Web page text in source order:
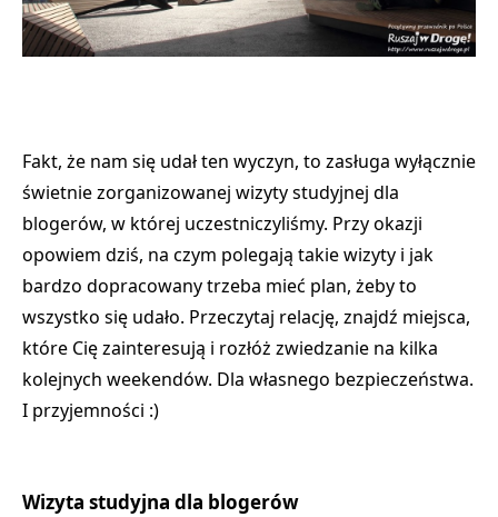
Fakt, że nam się udał ten wyczyn, to zasługa wyłącznie
świetnie zorganizowanej wizyty studyjnej dla
blogerów, w której uczestniczyliśmy. Przy okazji
opowiem dziś, na czym polegają takie wizyty i jak
bardzo dopracowany trzeba mieć plan, żeby to
wszystko się udało. Przeczytaj relację, znajdź miejsca,
które Cię zainteresują i rozłóż zwiedzanie na kilka
kolejnych weekendów. Dla własnego bezpieczeństwa.
I przyjemności :)
Wizyta studyjna dla blogerów